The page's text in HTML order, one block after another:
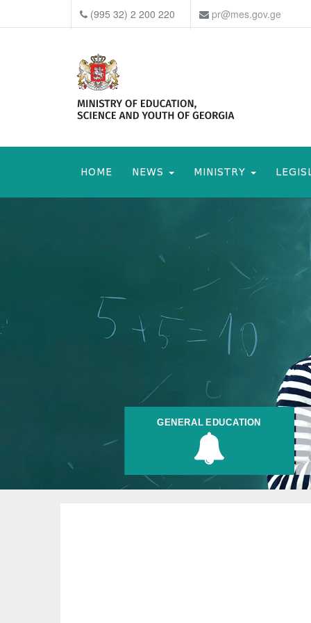
(995 32) 2 200 220 pr@mes.gov.ge
HOME NEWS MINISTRY
GENERAL EDUCATION